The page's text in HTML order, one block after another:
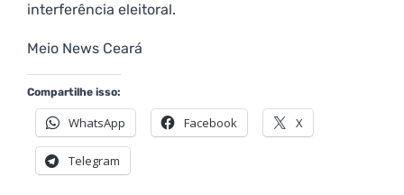
interferência eleitoral.
Meio News Ceará
Compartilhe isso:
WhatsApp Facebook X
Telegram